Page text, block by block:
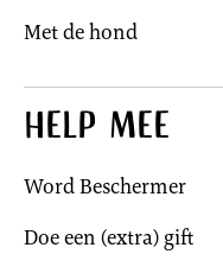
Met de hond
Help mee
Word Beschermer
Doe een (extra) gift